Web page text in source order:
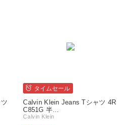
タイムセール
Calvin Klein Jeans Tシャツ 4R
C851G 半…
Calvin Klein